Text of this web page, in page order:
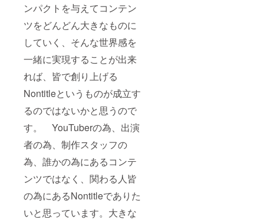
ンパクトを与えてコンテン
ツをどんどん大きなものに
していく、そんな世界感を
一緒に実現することが出来
れば、皆で創り上げる
Nontitleというものが成立す
るのではないかと思うので
す。 YouTuberの為、出演
者の為、制作スタッフの
為、誰かの為にあるコンテ
ンツではなく、関わる人皆
の為にあるNontitleでありた
いと思っています。大きな